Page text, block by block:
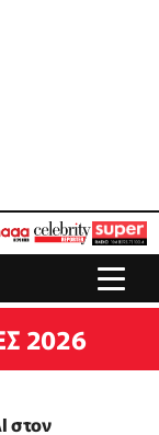
2026
στον